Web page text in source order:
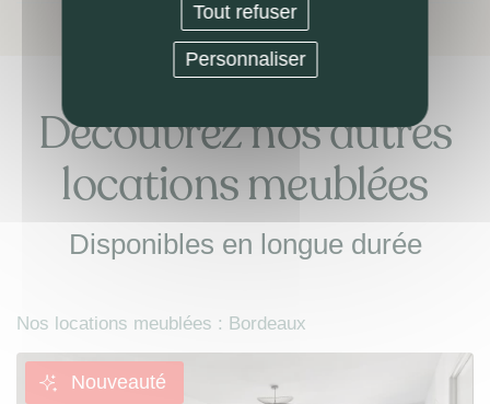
Découvrez nos autres
locations meublées
Disponibles en longue durée
Nos locations meublées : Bordeaux
Nouveauté
Tout refuser
Personnaliser